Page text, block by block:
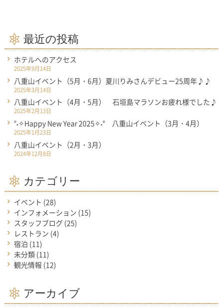
最近の投稿
ホテルへのアクセス
2025年9月14日
八重山イベント（5月・6月）夏川りみさんデビュー25周年♪♪
2025年3月14日
八重山イベント（4月・5月） 石垣島マラソンお疲れ様でした♪
2025年2月13日
°˖✧Happy New Year 2025✧˖° 八重山イベント（3月・4月）
2025年1月23日
八重山イベント（2月・3月）
2024年12月8日
カテゴリー
イベント (28)
インフォメーション (15)
スタッフブログ (25)
レストラン (4)
宿泊 (11)
未分類(11)
観光情報 (12)
アーカイブ